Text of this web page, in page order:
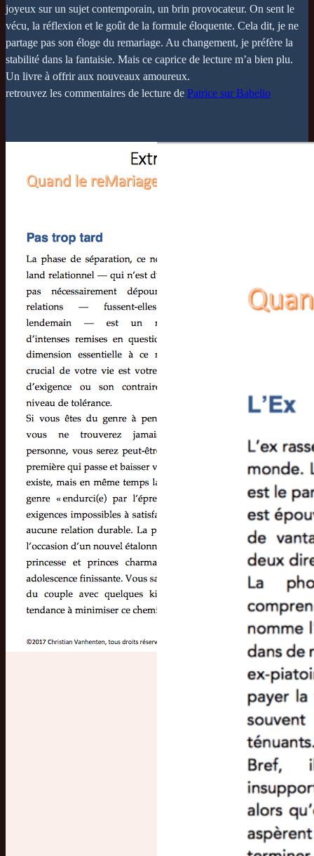
joyeux sur un sujet contemporain, un brin provocateur. On sent le
vécu, la réflexion et le goût de la formule éloquente. Cela dit, je ne
partage pas son éloge du remariage. Au changement, je préfère la
stabilité dans la fantaisie. Mais ce caprice de lecture m’a bien plu.
Un livre à offrir aux nouveaux amoureux.
retrouvez les commentaires de lecture de Patrice sur Babelio